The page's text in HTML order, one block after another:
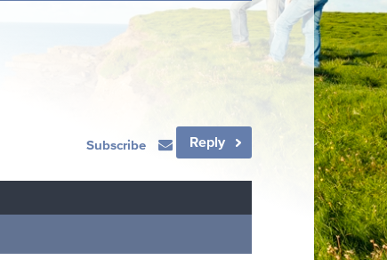
Subscribe Reply